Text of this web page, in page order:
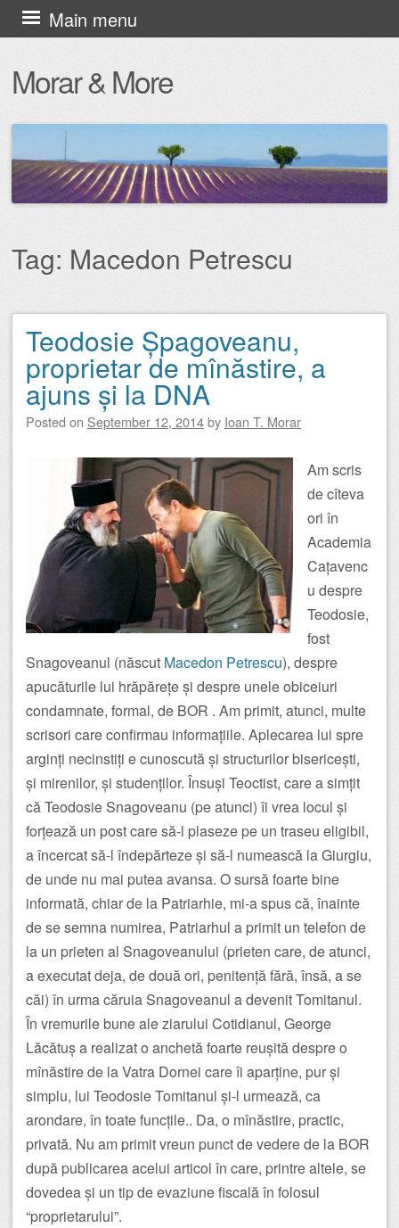
Morar & More
Main menu
Skip
to
content
Tag: Macedon Petrescu
Post navigation
Teodosie Șpagoveanu,
proprietar de mînăstire, a
ajuns și la DNA
Posted on September 12, 2014by Ioan T. Morar
Am scris
de cîteva
ori în
Academia
Cațavenc
u despre
Teodosie,
fost
Snagoveanul (născut Macedon Petrescu), despre
apucăturile lui hrăpărețe și despre unele obiceiuri
condamnate, formal, de BOR . Am primit, atunci, multe
scrisori care confirmau informațiile. Aplecarea lui spre
arginți necinstiți e cunoscută și structurilor bisericești,
și mirenilor, și studenților. Însuși Teoctist, care a simțit
că Teodosie Snagoveanu (pe atunci) îi vrea locul și
forțează un post care să-l plaseze pe un traseu eligibil,
a încercat să-l îndepărteze și să-l numească la Giurgiu,
de unde nu mai putea avansa. O sursă foarte bine
informată, chiar de la Patriarhie, mi-a spus că, înainte
de se semna numirea, Patriarhul a primit un telefon de
la un prieten al Snagoveanului (prieten care, de atunci,
a executat deja, de două ori, penitență fără, însă, a se
căi) în urma căruia Snagoveanul a devenit Tomitanul.
În vremurile bune ale ziarului Cotidianul, George
Lăcătuș a realizat o anchetă foarte reușită despre o
mînăstire de la Vatra Dornei care îi aparține, pur și
simplu, lui Teodosie Tomitanul și-l urmează, ca
arondare, în toate funcțile.. Da, o mînăstire, practic,
privată. Nu am primit vreun punct de vedere de la BOR
după publicarea acelui articol în care, printre altele, se
dovedea și un tip de evaziune fiscală în folosul
“proprietarului”.